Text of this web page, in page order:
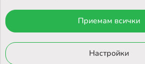
© 2026 Otrovi.com. Всички права
Онлайн магазин
Приемам всички
Настройки